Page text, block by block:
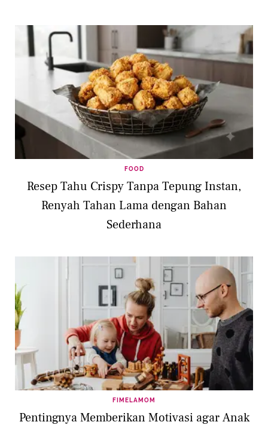
FOOD
Resep Tahu Crispy Tanpa Tepung Instan,
Renyah Tahan Lama dengan Bahan
Sederhana
FIMELAMOM
Pentingnya Memberikan Motivasi agar Anak